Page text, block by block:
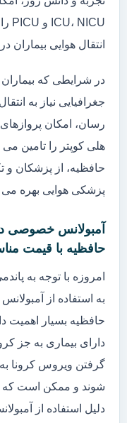
ICU، NICU و PICU را دارد.
انتقال هوایی بیماران
در شرایطی که
جغرافیایی نیاز به
رسان، امکان
هلی کوپتر را تامین می
حافظیه، از پزشکان و
پزشکی هوایی بهره می
آمبولانس خصوصی
حافظیه با قیمت
امروزه با توجه به
به استفاده از
حافظیه بسیار اهمیت
دارای بیماری به جز
گرفتن ویروس کرونا
شوند و ممکن است که
دلیل استفاده از